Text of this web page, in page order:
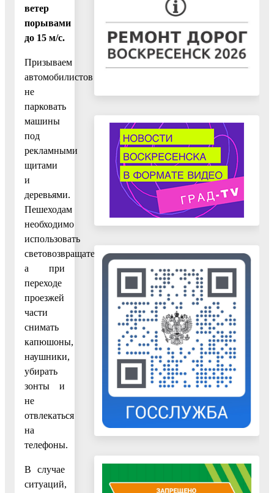
ветер
порывами
до 15 м/с.
Призываем
автомобилистов
не
парковать
машины
под
рекламными
щитами
и
деревьями.
Пешеходам
необходимо
использовать
световозвращатели,
а при
переходе
проезжей
части
снимать
капюшоны,
наушники,
убирать
зонты и
не
отвлекаться
на
телефоны.
В случае
ситуаций,